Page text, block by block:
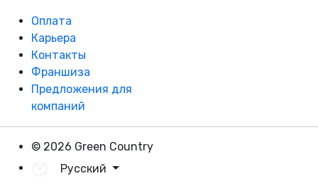
Оплата
Карьера
Контакты
Франшиза
Предложения для
компаний
© 2026 Green Country
Русский